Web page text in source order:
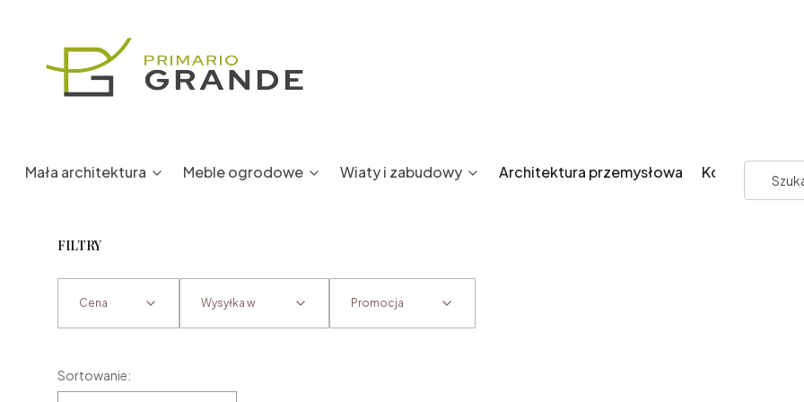
Mała architektura Meble ogrodowe Wiaty i zabudowy Architektura przemysłowa Kontakt
FILTRY
Cena Wysyłka w Promocja
Lista produktów
Sortowanie: